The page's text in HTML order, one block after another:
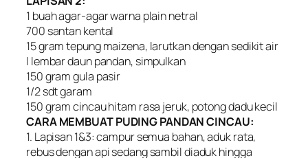
1 buah agar-agar warna plain netral
700 santan kental
15 gram tepung maizena, larutkan dengan sedikit air
l lembar daun pandan, simpulkan
150 gram gula pasir
1/2 sdt garam
150 gram cincau hitam rasa jeruk, potong dadu kecil
CARA MEMBUAT PUDING PANDAN CINCAU:
1. Lapisan 1&3: campur semua bahan, aduk rata,
rebus dengan api sedang sambil diaduk hingga